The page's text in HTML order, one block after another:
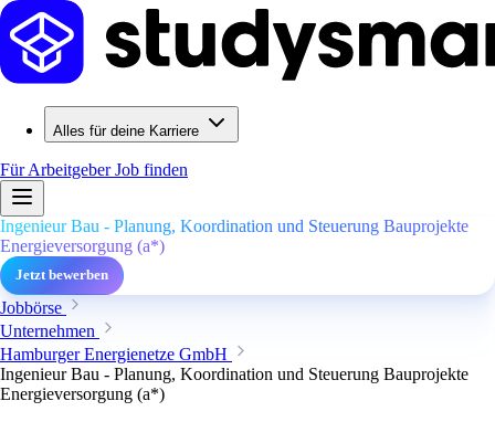
Alles für deine Karriere
Für ArbeitgeberJob finden
Ingenieur Bau - Planung, Koordination und Steuerung Bauprojekte
Energieversorgung (a*)
Jetzt bewerben
Jobbörse
Unternehmen
Hamburger Energienetze GmbH
Ingenieur Bau - Planung, Koordination und Steuerung Bauprojekte
Energieversorgung (a*)